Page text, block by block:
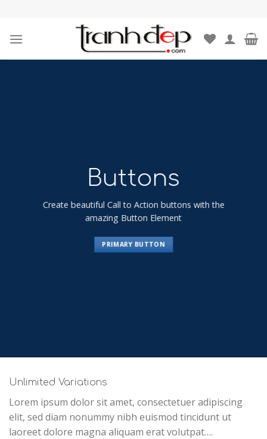
content
Buttons
Create beautiful Call to Action buttons with the
amazing Button Element
PRIMARY BUTTON
Unlimited Variations
Lorem ipsum dolor sit amet, consectetuer adipiscing
elit, sed diam nonummy nibh euismod tincidunt ut
laoreet dolore magna aliquam erat volutpat….